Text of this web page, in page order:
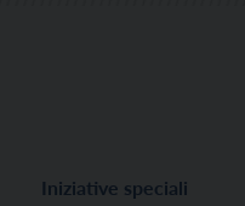
Iniziative speciali